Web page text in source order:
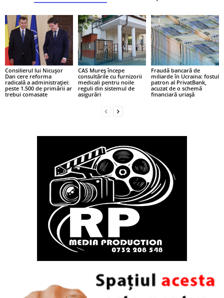
Consilierul lui Nicușor
Dan cere reforma
radicală a administrației:
peste 1.500 de primării ar
trebui comasate
CAS Mureș începe
consultările cu furnizorii
medicali pentru noile
reguli din sistemul de
asigurări
Fraudă bancară de
miliarde în Ucraina: fostul
patron al PrivatBank,
acuzat de o schemă
financiară uriașă